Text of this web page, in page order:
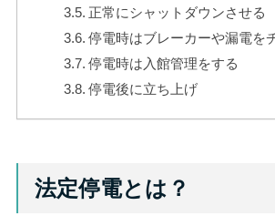
正常にシャットダウンさせる
停電時はブレーカーや漏電を
停電時は入館管理をする
停電後に立ち上げ
法定停電とは？